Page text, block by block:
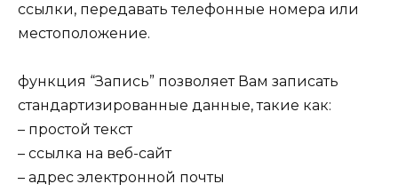
ссылки, передавать телефонные номера или
местоположение.
функция “Запись” позволяет Вам записать
стандартизированные данные, такие как:
– простой текст
– ссылка на веб-сайт
– адрес электронной почты